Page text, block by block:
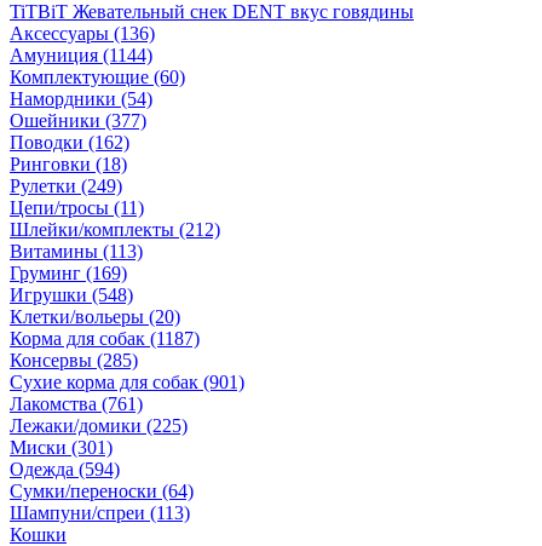
TiTBiT Жевательный снек DENT вкус говядины
Аксессуары (136)
Амуниция (1144)
Комплектующие (60)
Намордники (54)
Ошейники (377)
Поводки (162)
Ринговки (18)
Рулетки (249)
Цепи/тросы (11)
Шлейки/комплекты (212)
Витамины (113)
Груминг (169)
Игрушки (548)
Клетки/вольеры (20)
Корма для собак (1187)
Консервы (285)
Сухие корма для собак (901)
Лакомства (761)
Лежаки/домики (225)
Миски (301)
Одежда (594)
Сумки/переноски (64)
Шампуни/спреи (113)
Кошки